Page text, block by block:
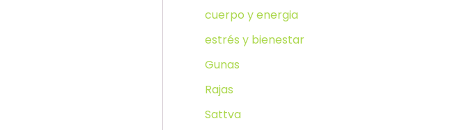
cuerpo y energia
estrés y bienestar
Gunas
Rajas
Sattva